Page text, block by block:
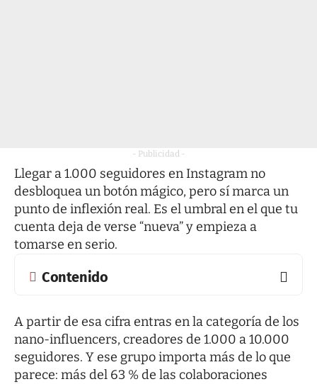
- Publicidad -
Llegar a 1.000 seguidores en Instagram no
desbloquea un botón mágico, pero sí marca un
punto de inflexión real. Es el umbral en el que tu
cuenta deja de verse “nueva” y empieza a
tomarse en serio.
Contenido
A partir de esa cifra entras en la categoría de los
nano-influencers, creadores de 1.000 a 10.000
seguidores. Y ese grupo importa más de lo que
parece: más del 63 % de las colaboraciones